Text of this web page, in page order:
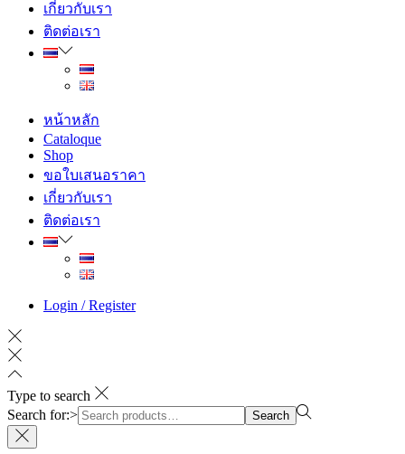
เกี่ยวกับเรา
ติดต่อเรา
หน้าหลัก
Cataloque
Shop
ขอใบเสนอราคา
เกี่ยวกับเรา
ติดต่อเรา
Login / Register
Type to search
Search for:>
Search